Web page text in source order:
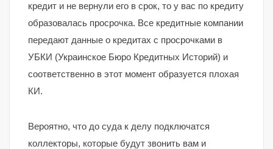
кредит и не вернули его в срок, то у вас по кредиту
образовалась просрочка. Все кредитные компании
передают данные о кредитах с просрочками в
УБКИ (Украинское Бюро Кредитных Историй) и
соответственно в этот момент образуется плохая
КИ.
Вероятно, что до суда к делу подключатся
коллекторы, которые будут звонить вам и